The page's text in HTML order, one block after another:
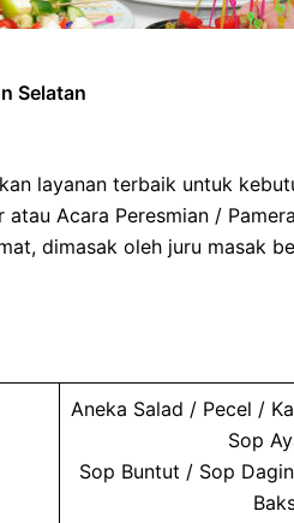
Selatan
layanan terbaik untuk
Acara Peresmian /
dimasak oleh juru masak
Aneka Salad / Pecel /
Sop
Sop Buntut / Sop